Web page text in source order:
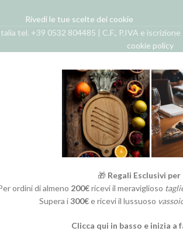
Rivedi le tue scelte dei cookie
tel. +39 0532 804485 | C.F., P.IVA e
cookie policy
🎁 Regali Esclusivi per
ordini di almeno 200€ricevi il meraviglioso
Supera i300€e ricevi il lussuoso
Clicca qui in basso e inizia a